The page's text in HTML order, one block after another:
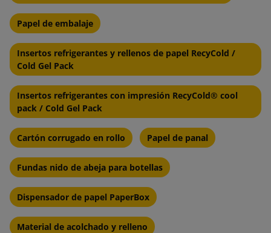
Disponible en 5 tamaños
Fabricado en polietileno de primer grado
Robusto
Flexible
Impermeable
Características del envoltorio de
burbujas:
Cushioning:Las burbujas de aire actúan como pequeños
Papel de embalaje
Insertos refrigerantes y rellenos de papel RecyCold /
Cold Gel Pack
Insertos refrigerantes con impresión RecyCold® cool
pack / Cold Gel Pack
Cartón corrugado en rollo Papel de panal
Fundas nido de abeja para botellas
Dispensador de papel PaperBox
Material de acolchado y relleno